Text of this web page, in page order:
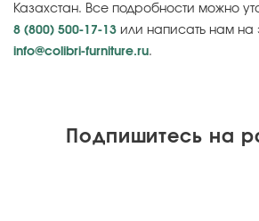
Казахстан. Все подробности можно
8 (800) 500-17-13 или написать нам на
info@colibri-furniture.ru.
Подпишитесь на